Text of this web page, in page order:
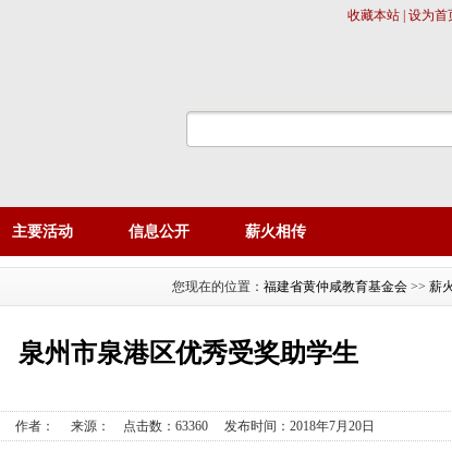
收藏本站 | 设为首
主要活动 信息公开 薪火相传
您现在的位置： 福建省黄仲咸教育基金会 >> 薪
泉州市泉港区优秀受奖助学生
作者： 来源： 点击数：63360 发布时间：2018年7月20日